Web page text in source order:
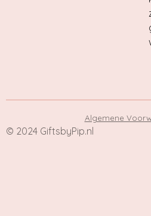
Algemene
© 2024 GiftsbyPip.nl